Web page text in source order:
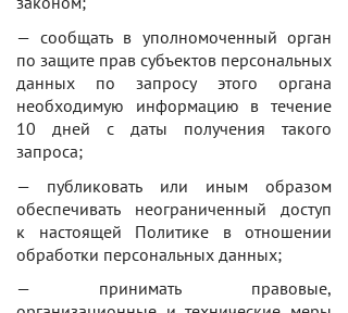
— сообщать в уполномоченный орган
по защите прав субъектов персональных
данных по запросу этого органа
необходимую информацию в течение
10 дней с даты получения такого
запроса;
— публиковать или иным образом
обеспечивать неограниченный доступ
к настоящей Политике в отношении
обработки персональных данных;
— принимать правовые,